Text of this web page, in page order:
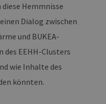
Hemmnisse
Dialog zwischen
und BUKEA-
EEHH-Clusters
wie Inhalte des
könnten.